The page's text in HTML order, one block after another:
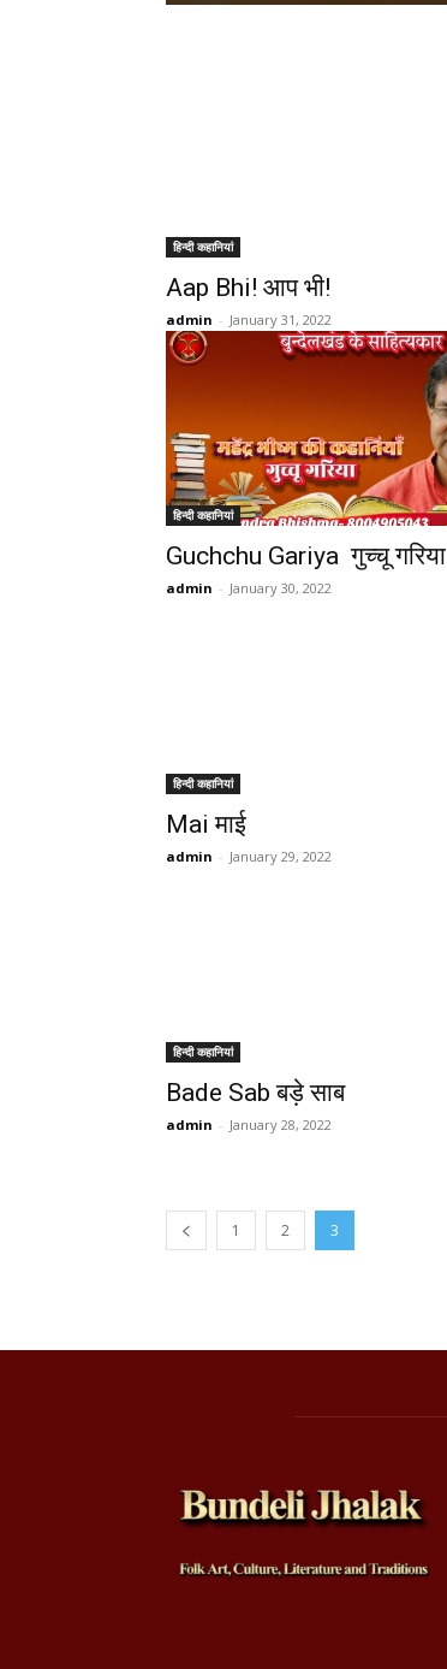
हिन्दी कहानियां
Aap Bhi! आप भी!
admin - January 31, 2022
हिन्दी कहानियां
Guchchu Gariya गुच्चू गरिया
admin - January 30, 2022
हिन्दी कहानियां
Mai माई
admin - January 29, 2022
हिन्दी कहानियां
Bade Sab बड़े साब
admin - January 28, 2022
1 2 3